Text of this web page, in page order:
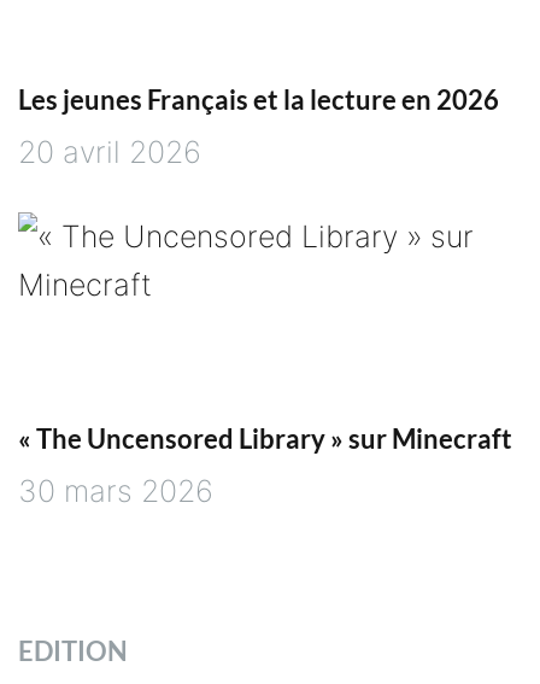
Les jeunes Français et la lecture en 2026
20 avril 2026
« The Uncensored Library » sur Minecraft
30 mars 2026
EDITION